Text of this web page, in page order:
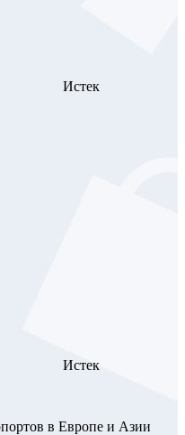
Истек
Истек
в Европе и Азии